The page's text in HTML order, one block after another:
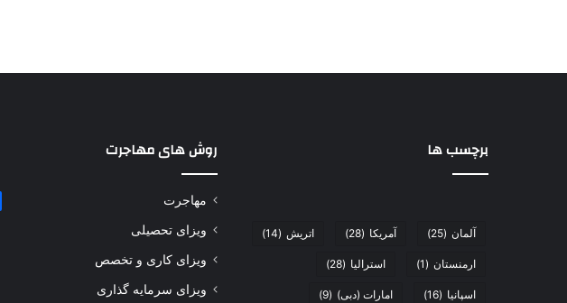
برچسب ها
آلمان (25) آمریکا (28) اتریش (14)
ارمنستان (1) استرالیا (28)
اسپانیا (16) امارات (دبی) (9)
روش های مهاجرت
مهاجرت
ویزای تحصیلی
ویزای کاری و تخصص
ویزای سرمایه گذاری